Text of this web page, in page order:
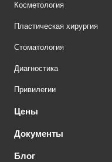
Косметология
Пластическая хирургия
Стоматология
Диагностика
Привилегии
Цены
Документы
Блог